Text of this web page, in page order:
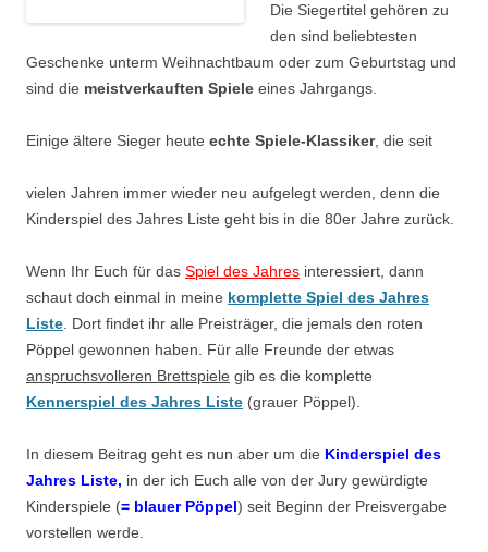
Die Siegertitel gehören zu
den sind beliebtesten
Geschenke unterm Weihnachtbaum oder zum Geburtstag und
sind die meistverkauften Spiele eines Jahrgangs.
Einige ältere Sieger heute echte Spiele-Klassiker, die seit
vielen Jahren immer wieder neu aufgelegt werden, denn die
Kinderspiel des Jahres Liste geht bis in die 80er Jahre zurück.
Wenn Ihr Euch für das Spiel des Jahres interessiert, dann
schaut doch einmal in meine komplette Spiel des Jahres
Liste. Dort findet ihr alle Preisträger, die jemals den roten
Pöppel gewonnen haben. Für alle Freunde der etwas
anspruchsvolleren Brettspiele gib es die komplette
Kennerspiel des Jahres Liste (grauer Pöppel).
In diesem Beitrag geht es nun aber um die Kinderspiel des
Jahres Liste, in der ich Euch alle von der Jury gewürdigte
Kinderspiele (= blauer Pöppel) seit Beginn der Preisvergabe
vorstellen werde.